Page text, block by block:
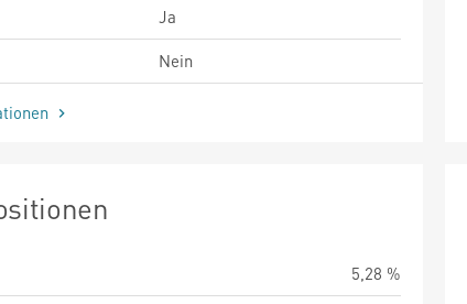
Ja
Nein
5,28 %